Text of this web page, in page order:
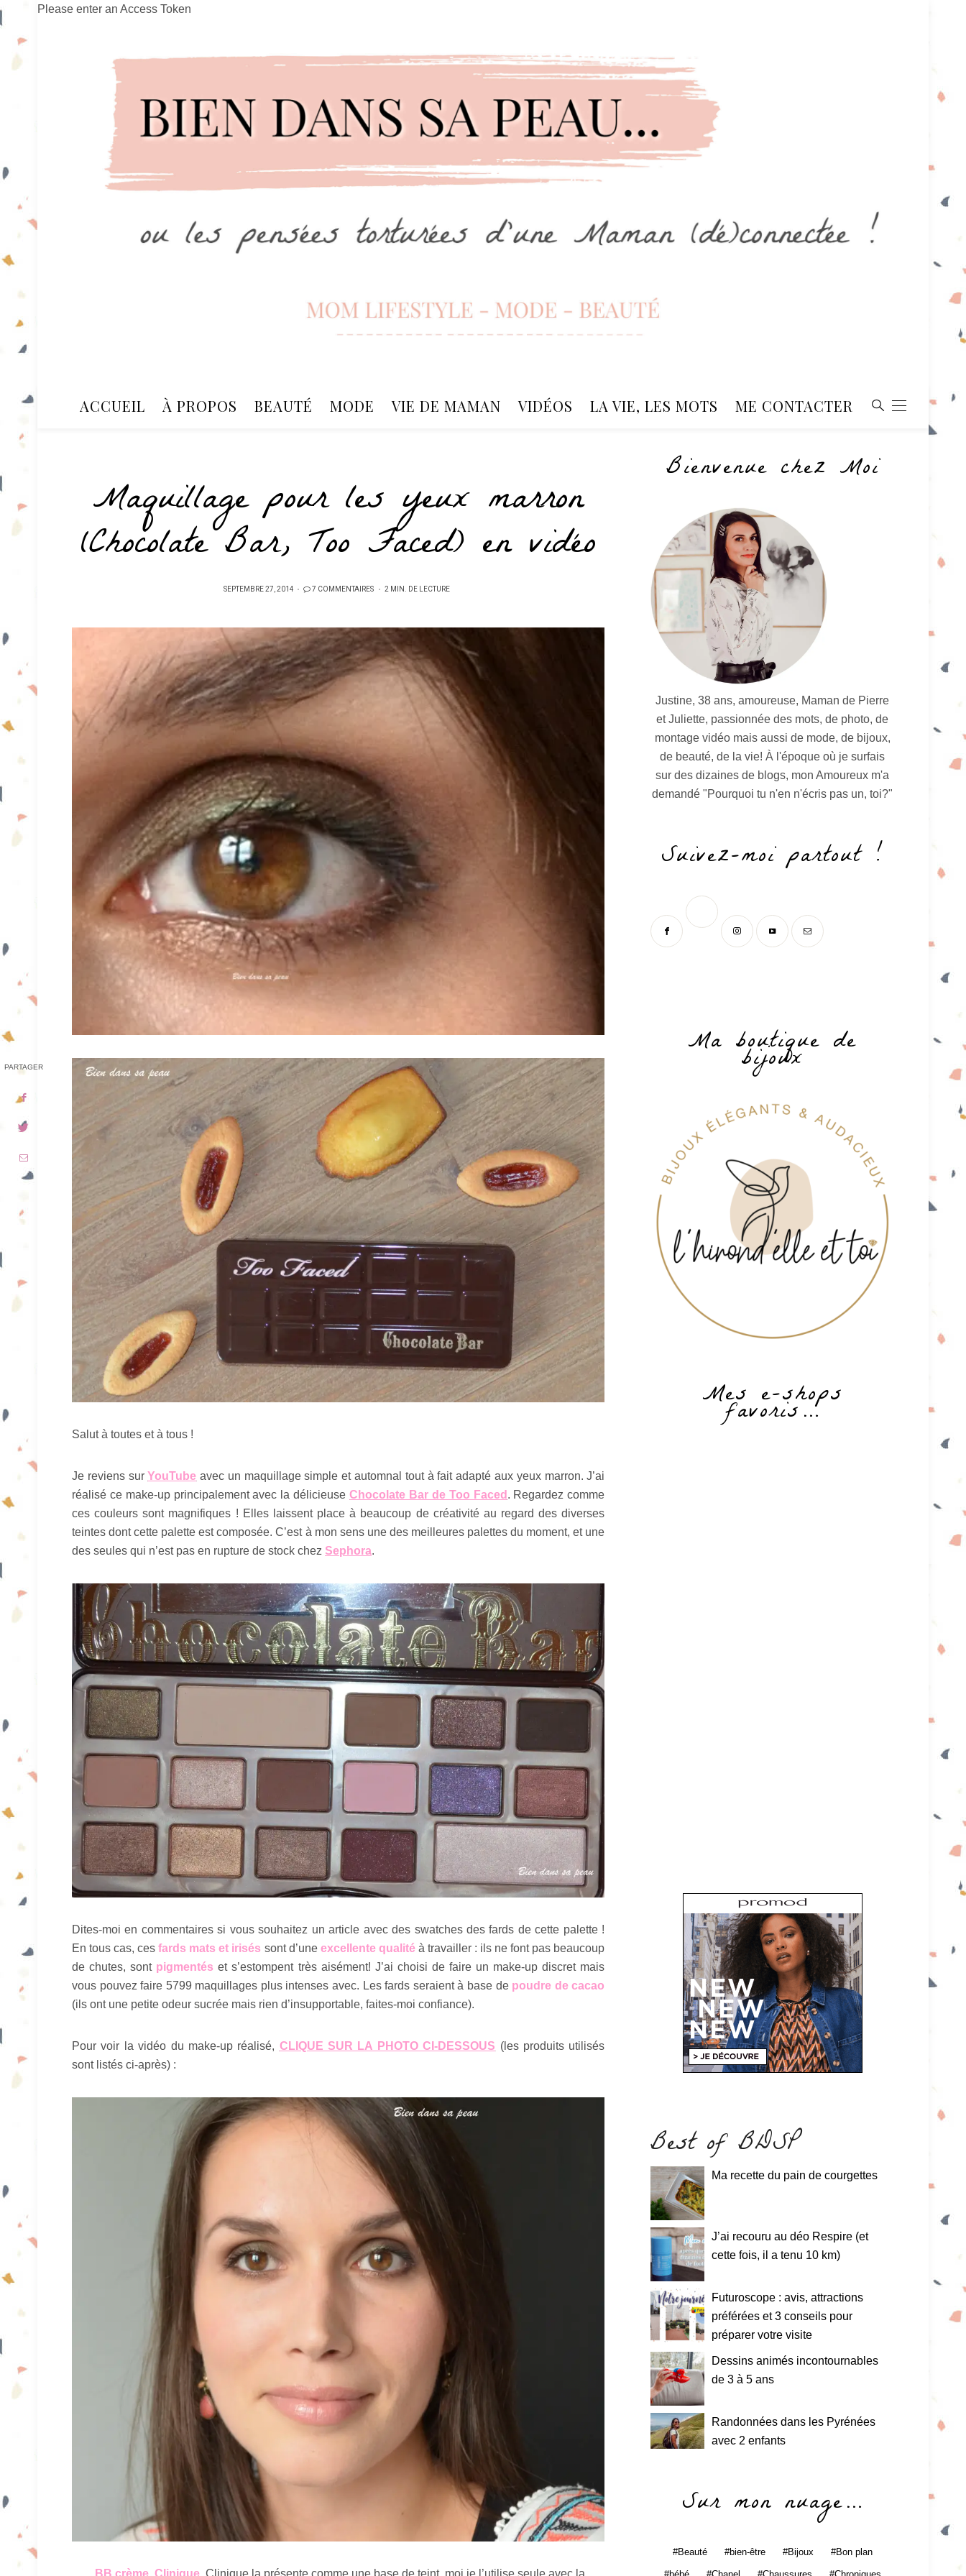
Please enter an Access Token
ACCUEIL À PROPOS BEAUTÉ MODE VIE DE MAMAN VIDÉOS LA VIE, LES MOTS ME CONTACTER
Maquillage pour les yeux marron
(Chocolate Bar, Too Faced) en vidéo
PUBLIÉ
SEPTEMBRE 27, 2014 7 COMMENTAIRES 2 MIN. DE LECTURE
Salut à toutes et à tous !
Je reviens surYouTube avec un maquillage simple et automnal tout à fait adapté aux yeux marron. J’ai
réalisé ce make-up principalement avec la délicieuseChocolate Bar de Too Faced . Regardez comme
ces couleurs sont magnifiques ! Elles laissent place à beaucoup de créativité au regard des diverses
teintes dont cette palette est composée. C’est à mon sens une des meilleures palettes du moment, et une
des seules qui n’est pas en rupture de stock chez Sephora.
Dites-moi en commentaires si vous souhaitez un article avec des swatches des fards de cette palette !
En tous cas, cesfards mats et irisés sont d’une excellente qualitéà travailler : ils ne font pas beaucoup
de chutes, sont pigmentés et s’estompent très aisément! J’ai choisi de faire un make-up discret mais
vous pouvez faire 5799 maquillages plus intenses avec. Les fards seraient à base de poudre de cacao
(ils ont une petite odeur sucrée mais rien d’insupportable, faites-moi confiance).
Pour voir la vidéo du make-up réalisé, CLIQUE SUR LA PHOTO CI-DESSOUS (les produits utilisés
sont listés ci-après) :
BB crème, Clinique. Clinique la présente comme une base de teint, moi je l’utilise seule avec la
PARTAGER
Bienvenue chez Moi
Justine, 38 ans, amoureuse, Maman de Pierre
et Juliette, passionnée des mots, de photo, de
montage vidéo mais aussi de mode, de bijoux,
de beauté, de la vie! À l'époque où je surfais
sur des dizaines de blogs, mon Amoureux m'a
demandé "Pourquoi tu n'en n'écris pas un, toi?"
Suivez-moi partout !
Ma boutique de
bijoux
Mes e-shops
favoris…
Best of BDSP
Ma recette du pain de courgettes
J’ai recouru au déo Respire (et
cette fois, il a tenu 10 km)
Futuroscope : avis, attractions
préférées et 3 conseils pour
préparer votre visite
Dessins animés incontournables
de 3 à 5 ans
Randonnées dans les Pyrénées
avec 2 enfants
Sur mon nuage…
Beauté bien-être Bijoux Bon plan